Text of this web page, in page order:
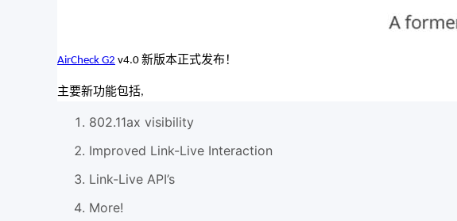
AirCheck G2 v4.0 新版本正式发布！
主要新功能包括,
802.11ax visibility
Improved Link-Live Interaction
Link-Live API’s
More!